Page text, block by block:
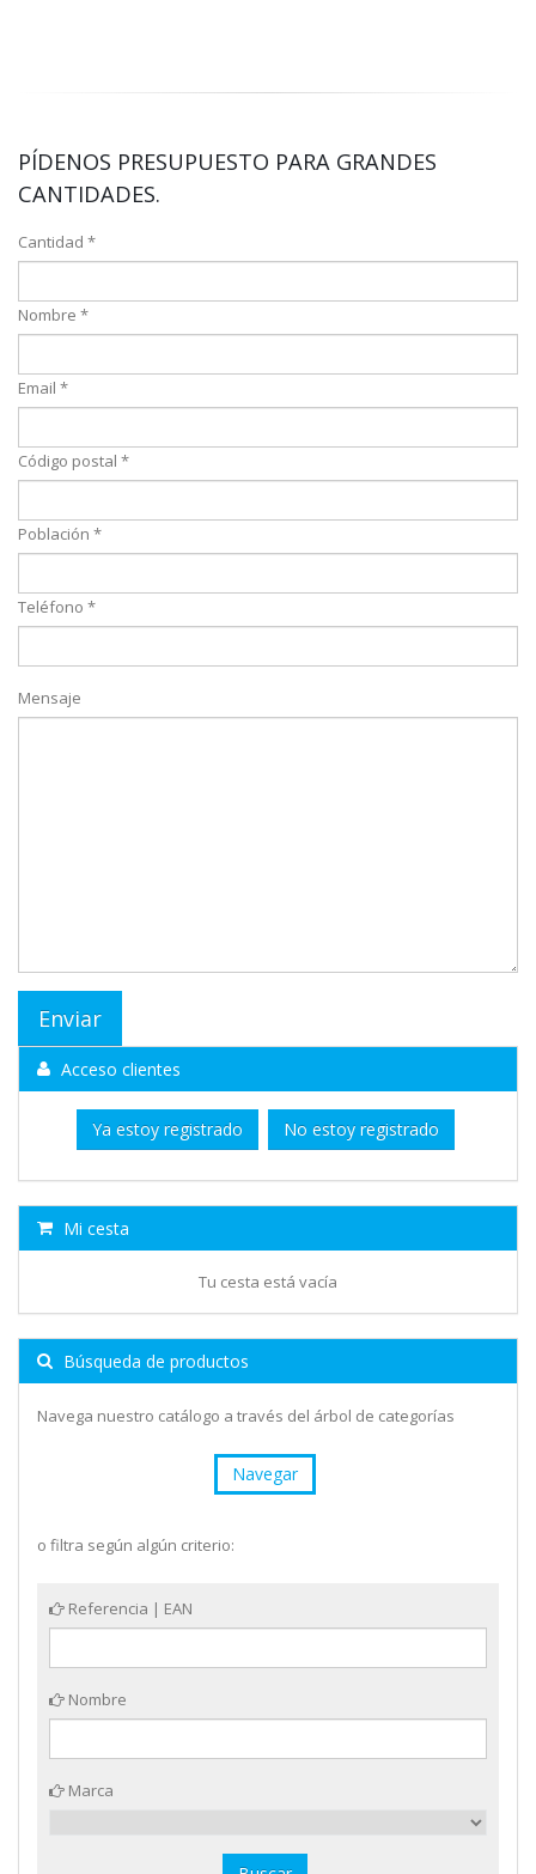
PÍDENOS PRESUPUESTO PARA GRANDES
CANTIDADES.
Cantidad *
Nombre *
Email *
Código postal *
Población *
Teléfono *
Mensaje
Acceso clientes
Ya estoy registrado No estoy registrado
Mi cesta
Tu cesta está vacía
Búsqueda de productos
Navega nuestro catálogo a través del árbol de categorías
Navegar
o filtra según algún criterio:
Referencia | EAN
Nombre
Marca